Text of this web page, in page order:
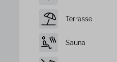
Terrasse
Sauna